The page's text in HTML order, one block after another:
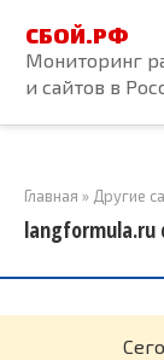
контенту
СБОЙ.РФ
Мониторинг
и сайтов в
Главная » Другие
langformula.ru